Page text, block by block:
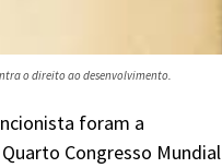
o direito ao desenvolvimento.
foram a
Congresso Mundial